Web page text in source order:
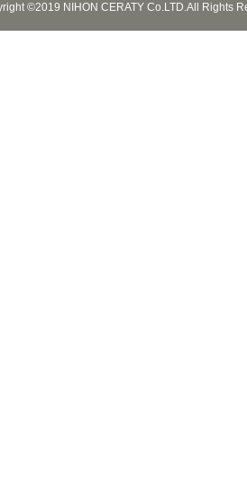
©2019 NIHON CERATY Co.LTD.All Rights